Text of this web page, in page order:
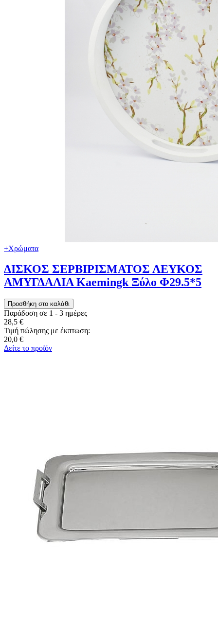
+Χρώματα
ΔΙΣΚΟΣ ΣΕΡΒΙΡΙΣΜΑΤΟΣ ΛΕΥΚΟΣ
ΑΜΥΓΔΑΛΙΑ Kaemingk Ξύλο Φ29.5*5
Παράδοση σε 1 - 3 ημέρες
28,5 €
Τιμή πώλησης με έκπτωση:
20,0 €
Δείτε το προϊόν